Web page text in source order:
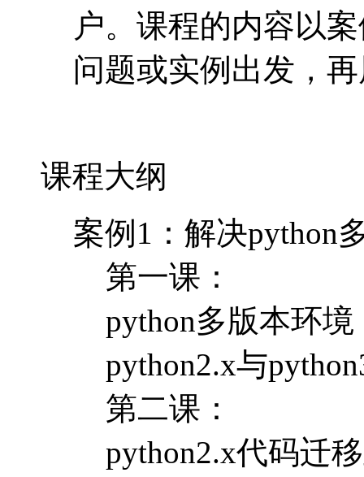
户。课程的内容以
问题或实例出发，
课程大纲
案例1：解决python
第一课：
python多版本环境
python2.x与
第二课：
python2.x代码迁